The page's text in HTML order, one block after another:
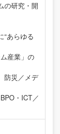
の研究・開
あらゆる
産業」の
防災／メデ
・ICT／